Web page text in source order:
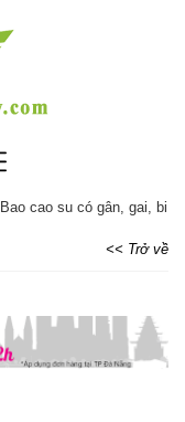
Bao cao su có gân, gai, bi
<< Trở về